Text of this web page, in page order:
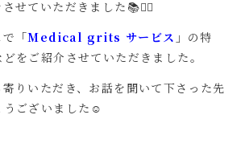
せていただきました📚✍🏻
「Medical grits サービス 」 の特
をご紹介させていただきました。
りいただき、お話を聞いて下さった先
うございました☺︎